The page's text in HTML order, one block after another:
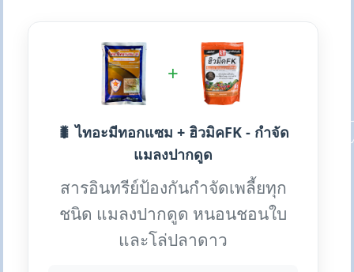
+
🐛 ไทอะมีทอกแซม + ฮิวมิคFK - กำจัด
แมลงปากดูด
สารอินทรีย์ป้องกันกำจัดเพลี้ยทุก
ชนิด แมลงปากดูด หนอนชอนใบ
และโล่ปลาดาว